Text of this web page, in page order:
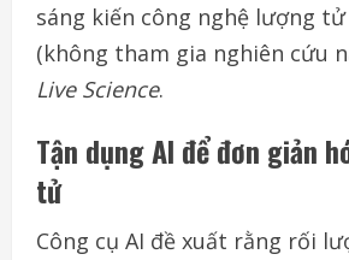
sáng kiến công nghệ lượng tử
(không tham gia nghiên cứu
Live Science.
Tận dụng AI để đơn giản
tử
Công cụ AI đề xuất rằng rối